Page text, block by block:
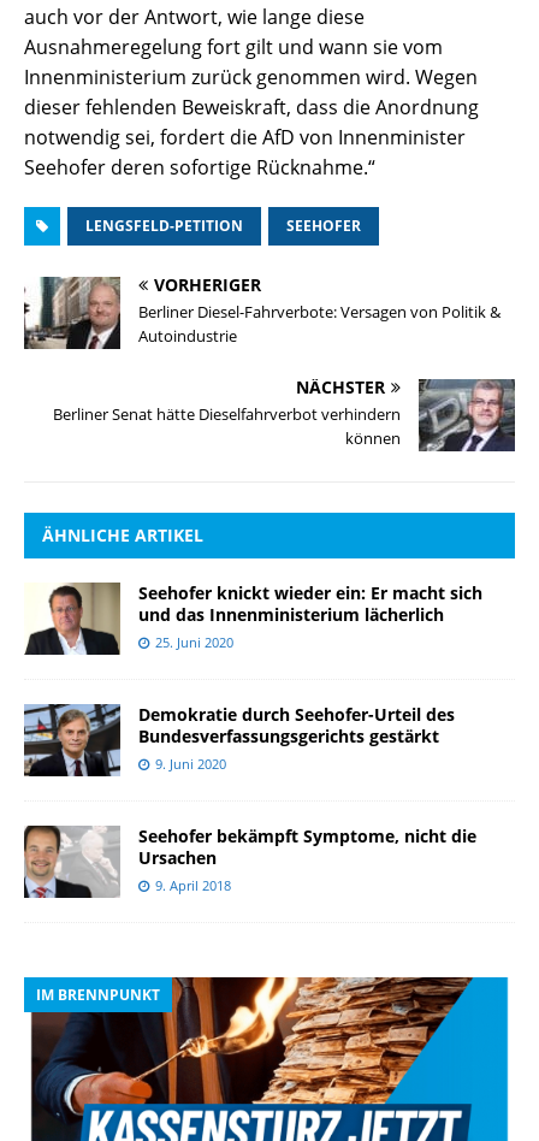
auch vor der Antwort, wie lange diese
Ausnahmeregelung fort gilt und wann sie vom
Innenministerium zurück genommen wird. Wegen
dieser fehlenden Beweiskraft, dass die Anordnung
notwendig sei, fordert die AfD von Innenminister
Seehofer deren sofortige Rücknahme.“
LENGSFELD-PETITION SEEHOFER
VORHERIGER
Berliner Diesel-Fahrverbote: Versagen von Politik &
Autoindustrie
NÄCHSTER
Berliner Senat hätte Dieselfahrverbot verhindern
können
ÄHNLICHE ARTIKEL
Seehofer knickt wieder ein: Er macht sich
und das Innenministerium lächerlich
25. Juni 2020
Demokratie durch Seehofer-Urteil des
Bundesverfassungsgerichts gestärkt
9. Juni 2020
Seehofer bekämpft Symptome, nicht die
Ursachen
9. April 2018
IM BRENNPUNKT